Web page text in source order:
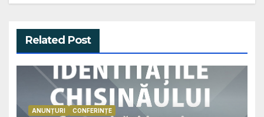
Related Post
ANUNȚURI CONFERINȚE